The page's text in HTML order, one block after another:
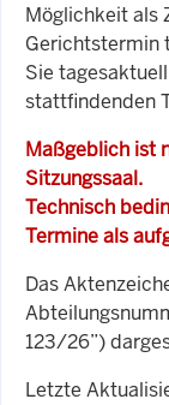
Möglichkeit als
Gerichtstermin
Sie
stattfindenden
Maßgeblich ist
Sitzungssaal.
Technisch
Termine als
Das
123/26”)
Letzte